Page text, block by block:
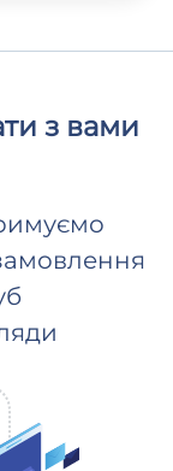
з вами